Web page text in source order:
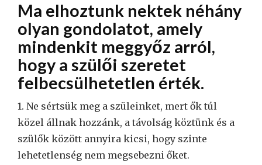
Ma elhoztunk nektek néhány
olyan gondolatot, amely
mindenkit meggyőz arról,
hogy a szülői szeretet
felbecsülhetetlen érték.
1. Ne sértsük meg a szüleinket, mert ők túl
közel állnak hozzánk, a távolság köztünk és a
szülők között annyira kicsi, hogy szinte
lehetetlenség nem megsebezni őket.